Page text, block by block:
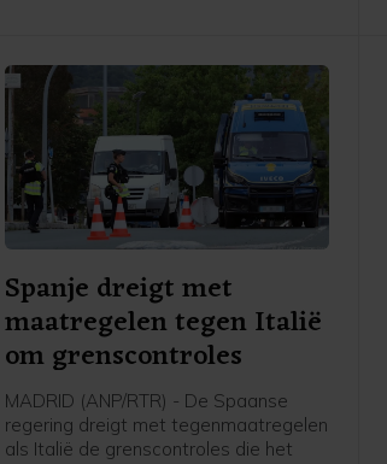
Spanje dreigt met
maatregelen tegen Italië
om grenscontroles
MADRID (ANP/RTR) - De Spaanse
regering dreigt met tegenmaatregelen
als Italië de grenscontroles die het